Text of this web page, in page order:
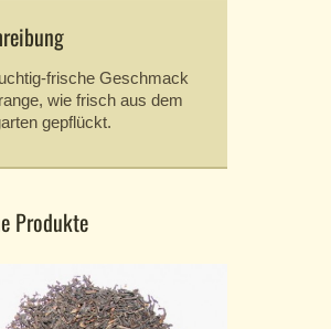
frische Geschmack
wie frisch aus dem
gepflückt.
Produkte